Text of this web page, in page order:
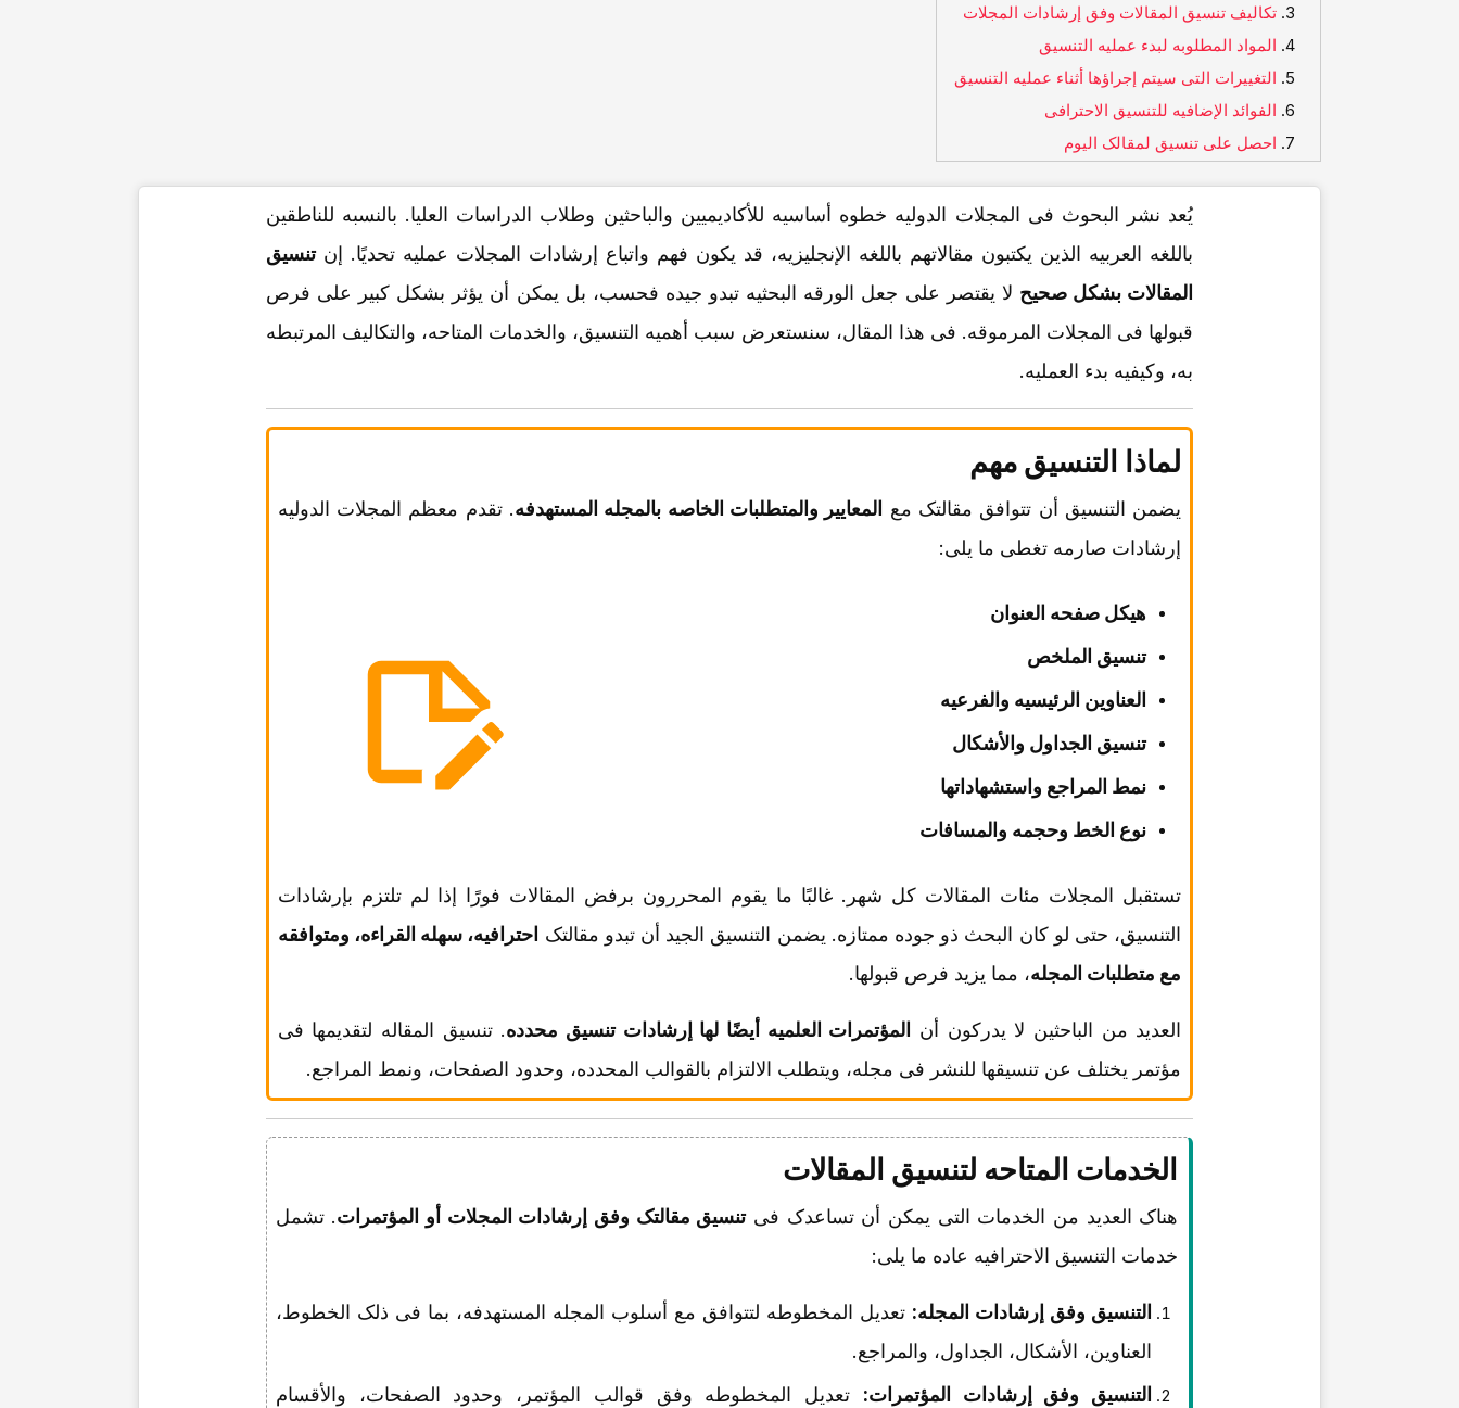
تکالیف تنسیق المقالات وفق إرشادات المجلات
المواد المطلوبه لبدء عملیه التنسیق
التغییرات التی سیتم إجراؤها أثناء عملیه التنسیق
الفوائد الإضافیه للتنسیق الاحترافی
احصل على تنسیق لمقالک الیوم
یُعد نشر البحوث فی المجلات الدولیه خطوه أساسیه للأکادیمیین والباحثین وطلاب الدراسات العلیا. بالنسبه للناطقین
باللغه العربیه الذین یکتبون مقالاتهم باللغه الإنجلیزیه، قد یکون فهم واتباع إرشادات المجلات عملیه تحدیًا. إنتنسیق
المقالات بشکل صحیح لا یقتصر على جعل الورقه البحثیه تبدو جیده فحسب، بل یمکن أن یؤثر بشکل کبیر على فرص
قبولها فی المجلات المرموقه. فی هذا المقال، سنستعرض سبب أهمیه التنسیق، والخدمات المتاحه، والتکالیف المرتبطه
به، وکیفیه بدء العملیه.
لماذا التنسیق مهم
یضمن التنسیق أن تتوافق مقالتک مع المعاییر والمتطلبات الخاصه بالمجله المستهدفه. تقدم معظم المجلات الدولیه
إرشادات صارمه تغطی ما یلی:
هیکل صفحه العنوان
تنسیق الملخص
العناوین الرئیسیه والفرعیه
تنسیق الجداول والأشکال
نمط المراجع واستشهاداتها
نوع الخط وحجمه والمسافات
تستقبل المجلات مئات المقالات کل شهر. غالبًا ما یقوم المحررون برفض المقالات فورًا إذا لم تلتزم بإرشادات
التنسیق، حتى لو کان البحث ذو جوده ممتازه. یضمن التنسیق الجید أن تبدو مقالتک احترافیه، سهله القراءه، ومتوافقه
مع متطلبات المجله، مما یزید فرص قبولها.
العدید من الباحثین لا یدرکون أن المؤتمرات العلمیه أیضًا لها إرشادات تنسیق محدده. تنسیق المقاله لتقدیمها فی
مؤتمر یختلف عن تنسیقها للنشر فی مجله، ویتطلب الالتزام بالقوالب المحدده، وحدود الصفحات، ونمط المراجع.
الخدمات المتاحه لتنسیق المقالات
هناک العدید من الخدمات التی یمکن أن تساعدک فیتنسیق مقالتک وفق إرشادات المجلات أو المؤتمرات. تشمل
خدمات التنسیق الاحترافیه عاده ما یلی:
التنسیق وفق إرشادات المجله: تعدیل المخطوطه لتتوافق مع أسلوب المجله المستهدفه، بما فی ذلک الخطوط،
العناوین، الأشکال، الجداول، والمراجع.
التنسیق وفق إرشادات المؤتمرات: تعدیل المخطوطه وفق قوالب المؤتمر، وحدود الصفحات، والأقسام